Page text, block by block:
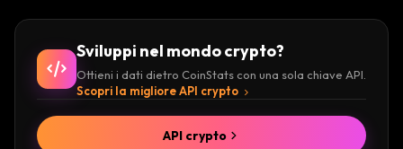
Sviluppi nel mondo crypto?
Ottieni i dati dietro CoinStats con una sola chiave API.
Scopri la migliore API crypto
API crypto